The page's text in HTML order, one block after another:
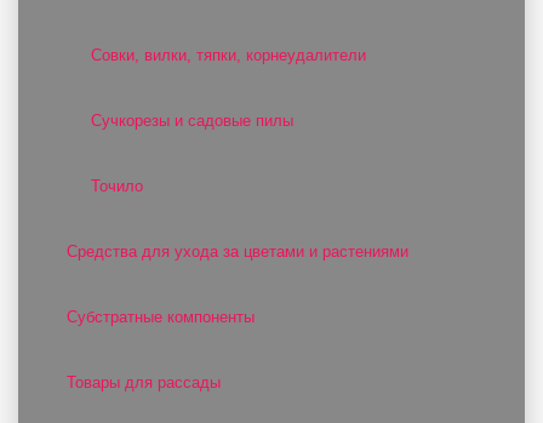
Совки, вилки, тяпки, корнеудалители
Сучкорезы и садовые пилы
Точило
Средства для ухода за цветами и растениями
Субстратные компоненты
Товары для рассады